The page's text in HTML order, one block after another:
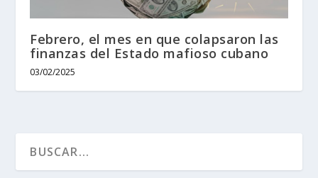
Febrero, el mes en que colapsaron las
finanzas del Estado mafioso cubano
03/02/2025